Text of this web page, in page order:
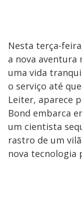
Nesta terça-
a nova
uma vida
o serviço até
Leiter, aparece
Bond embarca
um cientista
rastro de um
nova tecnologia